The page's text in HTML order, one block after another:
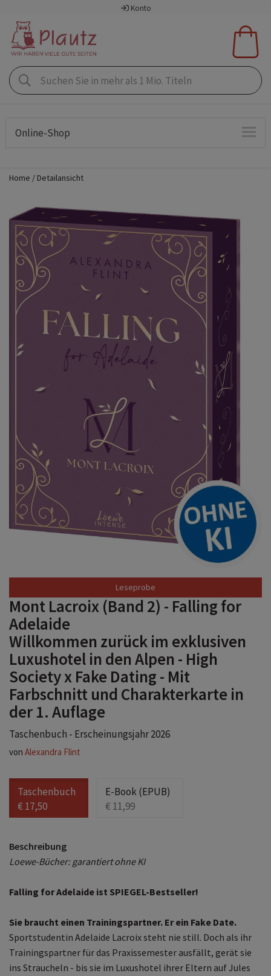
Konto
Online-Shop
Home Detailansicht
Leseprobe
Mont Lacroix (Band 2) - Falling for
Adelaide
Willkommen zurück im exklusiven
Luxushotel in den Alpen - High
Society x Fake Dating - Mit
Farbschnitt und Charakterkarte in
der 1. Auflage
Taschenbuch - Erscheinungsjahr 2026
von Alexandra Flint
Taschenbuch
€ 17,50
E-Book (EPUB)
€ 11,99
Beschreibung
Loewe-Bücher: garantiert ohne KI
Falling for Adelaide ist SPIEGEL-Bestseller!
Sie braucht einen Trainingspartner. Er ein Fake Date.
Sportstudentin Adelaide Lacroix steht nie still. Doch als ihr
Trainingspartner für das Praxissemester ausfällt, gerät sie
ins Straucheln - bis sie im Luxushotel ihrer Eltern auf Jules